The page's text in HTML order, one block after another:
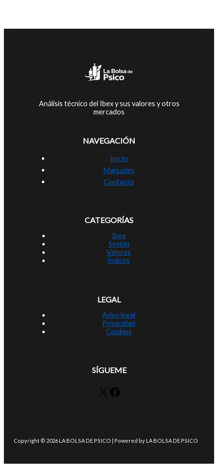
Análisis técnico del Ibex y sus valores y otros
mercados
NAVEGACIÓN
Inicio
Manuales
Contacto
CATEGORÍAS
Ibex
Sesión
Valores
Índices
LEGAL
Aviso legal
Privacidad
Cookies
SÍGUEME
X Facebook
Copyright © 2026 LA BOLSA DE PSICO | Powered by LA BOLSA DE PSICO